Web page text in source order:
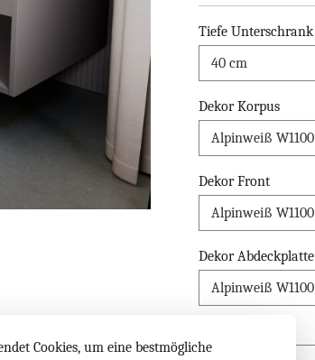
Tiefe Unterschrank
Dekor Korpus
Dekor Front
Dekor Abdeckplatte
Cookies, um eine bestmögliche